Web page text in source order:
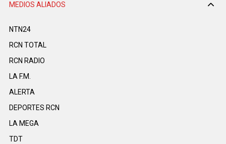
MEDIOS ALIADOS
NTN24
RCN TOTAL
RCN RADIO
LA F.M.
ALERTA
DEPORTES RCN
LA MEGA
TDT